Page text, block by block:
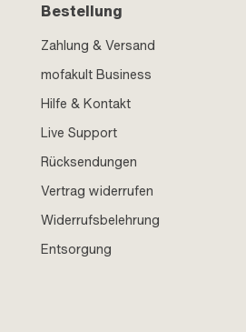
Bestellung
Zahlung & Versand
mofakult Business
Hilfe & Kontakt
Live Support
Rücksendungen
Vertrag widerrufen
Widerrufsbelehrung
Entsorgung